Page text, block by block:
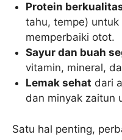
Protein
tahu, tempe)
memperbaiki otot.
Sayur dan buah
vitamin, mineral,
Lemak sehat dari
dan minyak zaitun
Satu hal penting,